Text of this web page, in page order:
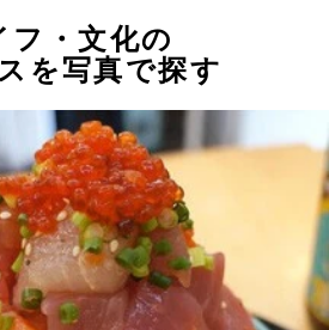
フ・文化の
を写真で探す